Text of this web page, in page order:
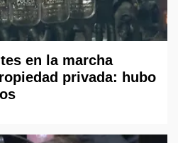
en la marcha
privada: hubo